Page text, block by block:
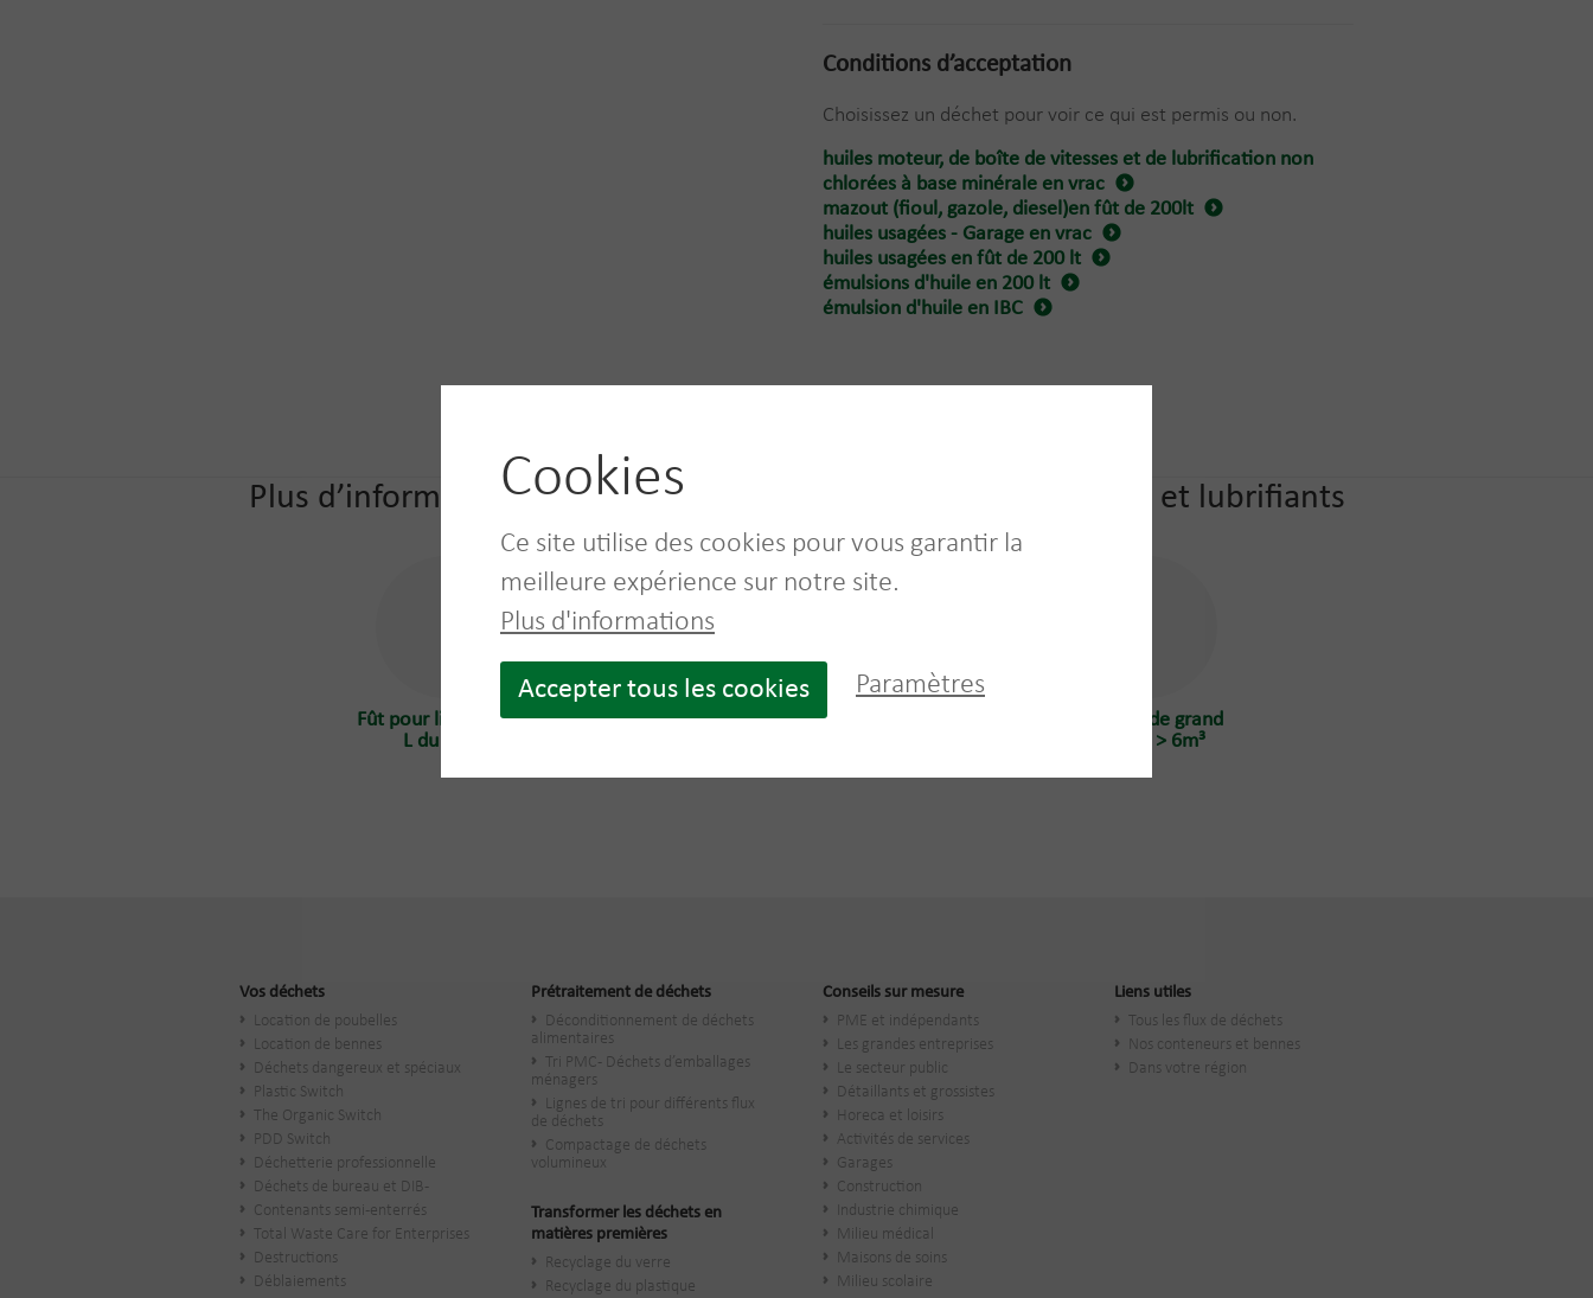
Conditions d’acceptation
Choisissez un déchet pour voir ce qui est permis ou non.
huiles moteur, de boîte de vitesses et de lubrification non
chlorées à base minérale en vrac
mazout (fioul, gazole, diesel)en fût de 200lt
huiles usagées - Garage en vrac
huiles usagées en fût de 200 lt
émulsions d'huile en 200 lt
émulsion d'huile en IBC
Plus d’informations sur les conteneurs adaptés à Huile moteur et lubrifiants
Fût pour liquides 200
L du client
Conteneur IBC client
Vrac liquide grand
volume > 6m³
Vos déchets
Location de poubelles
Location de bennes
Déchets dangereux et spéciaux
Plastic Switch
The Organic Switch
PDD Switch
Déchetterie professionnelle
Déchets de bureau et DIB-
Contenants semi-enterrés
Total Waste Care for Enterprises
Destructions
Déblaiements
Prétraitement de déchets
Déconditionnement de déchets
alimentaires
Tri PMC - Déchets d’emballages
ménagers
Lignes de tri pour différents flux
de déchets
Compactage de déchets
volumineux
Transformer les déchets en
matières premières
Recyclage du verre
Recyclage du plastique
Conseils sur mesure
PME et indépendants
Les grandes entreprises
Le secteur public
​Détaillants et grossistes
Horeca et loisirs
Activités de services
Garages
Construction
Industrie chimique
Milieu médical
Maisons de soins
Milieu scolaire
Liens utiles
Tous les flux de déchets
Nos conteneurs et bennes
Dans votre région
Cookies
Ce site utilise des cookies pour vous garantir la
meilleure expérience sur notre site.
Plus d'informations
Accepter tous les cookies Paramètres